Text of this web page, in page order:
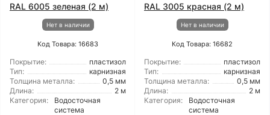
RAL 6005 зеленая (2 м)
Нет в наличии
Код Товара: 16683
Покрытие:
пластизол
Тип:
карнизная
Толщина металла:
0,5 мм
Длина:
2 м
Категория:
Водосточная
система
RAL 3005 красная (2 м)
Нет в наличии
Код Товара: 16682
Покрытие:
пластизол
Тип:
карнизная
Толщина металла:
0,5 мм
Длина:
2 м
Категория:
Водосточная
система